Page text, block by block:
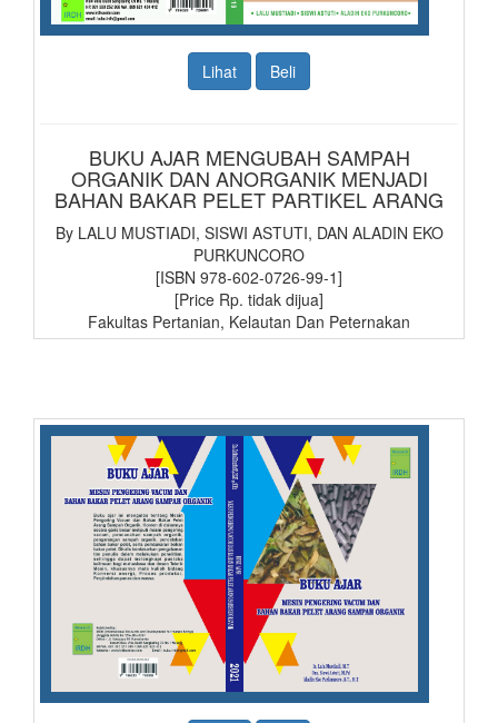
Lihat Beli
BUKU AJAR MENGUBAH SAMPAH
ORGANIK DAN ANORGANIK MENJADI
BAHAN BAKAR PELET PARTIKEL ARANG
By LALU MUSTIADI, SISWI ASTUTI, DAN ALADIN EKO
PURKUNCORO
[ISBN 978-602-0726-99-1]
[Price Rp. tidak dijua]
Fakultas Pertanian, Kelautan Dan Peternakan